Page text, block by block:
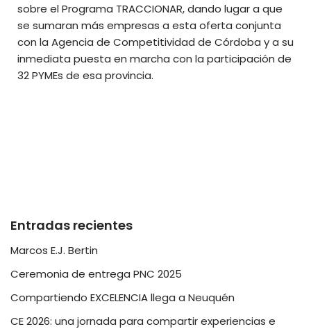
sobre el Programa TRACCIONAR, dando lugar a que
se sumaran más empresas a esta oferta conjunta
con la Agencia de Competitividad de Córdoba y a su
inmediata puesta en marcha con la participación de
32 PYMEs de esa provincia.
Entradas recientes
Marcos E.J. Bertin
Ceremonia de entrega PNC 2025
Compartiendo EXCELENCIA llega a Neuquén
CE 2026: una jornada para compartir experiencias e